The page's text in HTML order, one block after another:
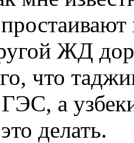
ЖД
что
а
делать.